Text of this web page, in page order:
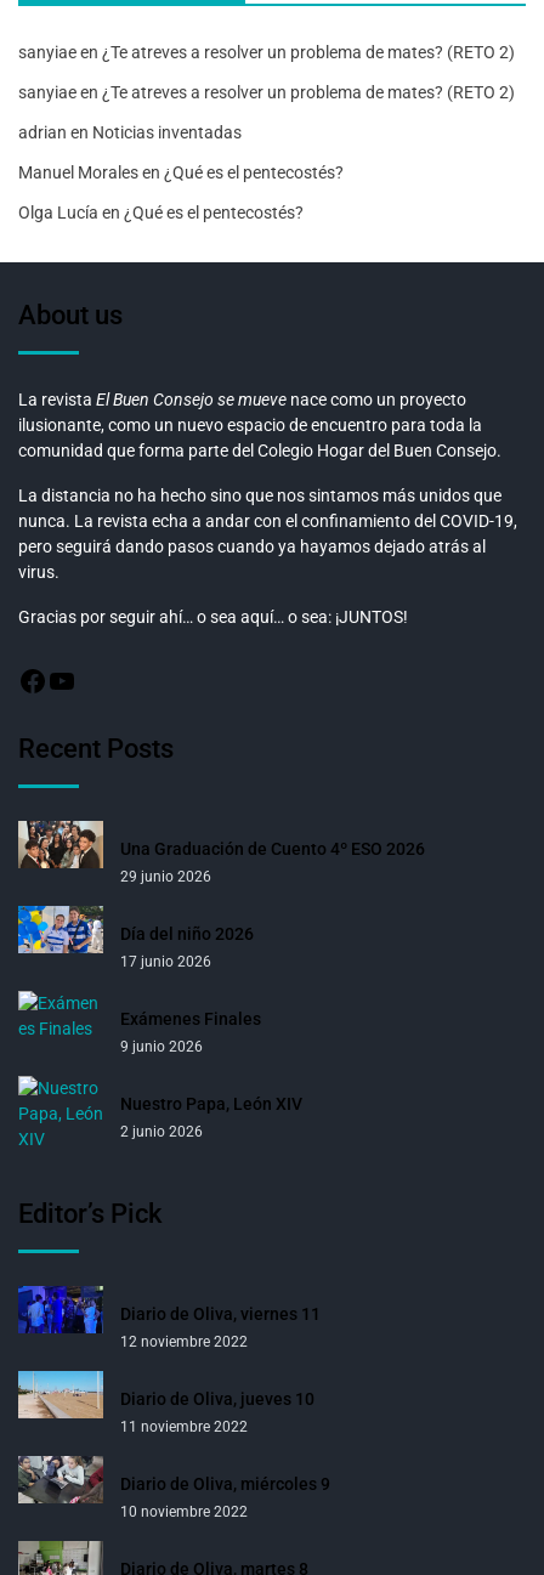
sanyiaeen ¿Te atreves a resolver un problema de mates? (RETO 2)
sanyiaeen ¿Te atreves a resolver un problema de mates? (RETO 2)
adrian en Noticias inventadas
Manuel Moralesen ¿Qué es el pentecostés?
Olga Lucía en ¿Qué es el pentecostés?
About us
La revista El Buen Consejo se mueve nace como un proyecto
ilusionante, como un nuevo espacio de encuentro para toda la
comunidad que forma parte del Colegio Hogar del Buen Consejo.
La distancia no ha hecho sino que nos sintamos más unidos que
nunca. La revista echa a andar con el confinamiento del COVID-19,
pero seguirá dando pasos cuando ya hayamos dejado atrás al
virus.
Gracias por seguir ahí… o sea aquí… o sea: ¡JUNTOS!
Recent Posts
Una Graduación de Cuento 4º ESO 2026
29 junio 2026
Día del niño 2026
17 junio 2026
Exámenes Finales
9 junio 2026
Nuestro Papa, León XIV
2 junio 2026
Editor’s Pick
Diario de Oliva, viernes 11
12 noviembre 2022
Diario de Oliva, jueves 10
11 noviembre 2022
Diario de Oliva, miércoles 9
10 noviembre 2022
Diario de Oliva, martes 8